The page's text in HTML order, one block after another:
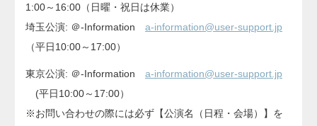
1:00～16:00（日曜・祝日は休業）
埼玉公演: ＠-Information a-information@user-support.jp
（平日10:00～17:00）
東京公演: ＠-Information a-information@user-support.jp
(平日10:00～17:00）
※お問い合わせの際には必ず【公演名（日程・会場）】を